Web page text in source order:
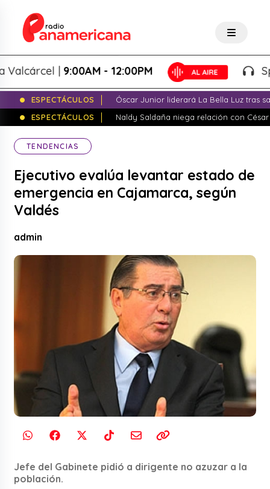
|9:00AM - 12:00PM
ESPECTÁCULOS
Óscar Junior liderará La Bella Luz tras
ESPECTÁCULOS
Naldy Saldaña niega relación con
TENDENCIAS
Ejecutivo evalúa levantar estado de
emergencia en Cajamarca, según
Valdés
admin
Jefe del Gabinete pidió a dirigente no azuzar a la
población.